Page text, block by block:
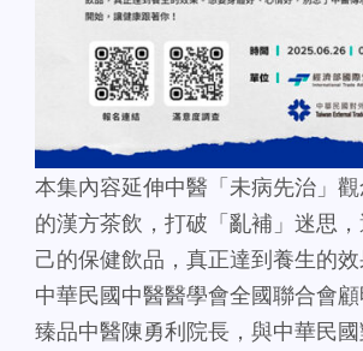
本集內容延伸中醫「未病先治」
的漢方茶飲，打破「亂補」迷思
己的保健飲品，真正達到養生的
中華民國中醫醫學會全國聯合會顧
臻品中醫陳勇利院長，與中華民